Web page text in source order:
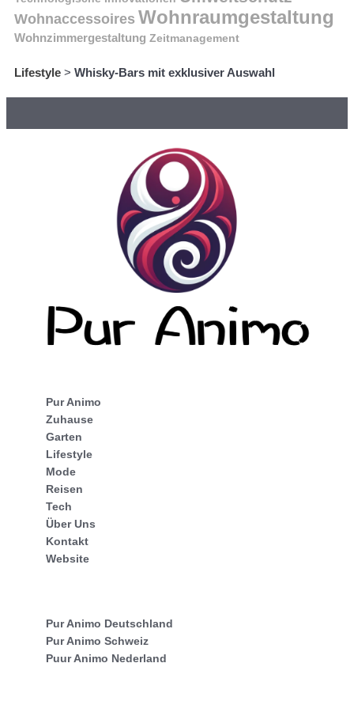
Wohnaccessoires Wohnraumgestaltung
Wohnzimmergestaltung Zeitmanagement
Lifestyle > Whisky-Bars mit exklusiver Auswahl
Pur Animo
Zuhause
Garten
Lifestyle
Mode
Reisen
Tech
Über Uns
Kontakt
Website
Pur Animo Deutschland
Pur Animo Schweiz
Puur Animo Nederland